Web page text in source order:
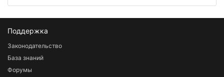
Поддержка
Законодательство
База знаний
Форумы